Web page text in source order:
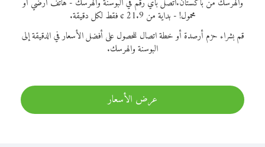
والهرسك من باكستان.اتصل بأي رقم في البوسنة والهرسك - هاتف أرضي أو
محمول! - بداية من 21.9 ¢ فقط لكل دقيقة.
قم بشراء حزم أرصدة أو خطة اتصال للحصول على أفضل الأسعار في الدقيقة إلى
البوسنة والهرسك.
عرض الأسعار